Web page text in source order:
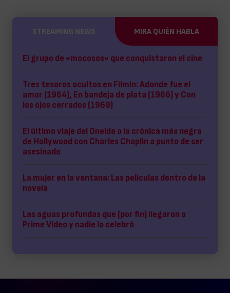
STREAMING NEWS MIRA QUIÉN HABLA
El grupo de «mocosos» que conquistaron el cine
Tres tesoros ocultos en Filmin: Adonde fue el
amor (1964), En bandeja de plata (1966) y Con
los ojos cerrados (1969)
El último viaje del Oneida o la crónica más negra
de Hollywood con Charles Chaplin a punto de ser
asesinado
La mujer en la ventana: Las películas dentro de la
novela
Las aguas profundas que (por fin) llegaron a
Prime Video y nadie lo celebró